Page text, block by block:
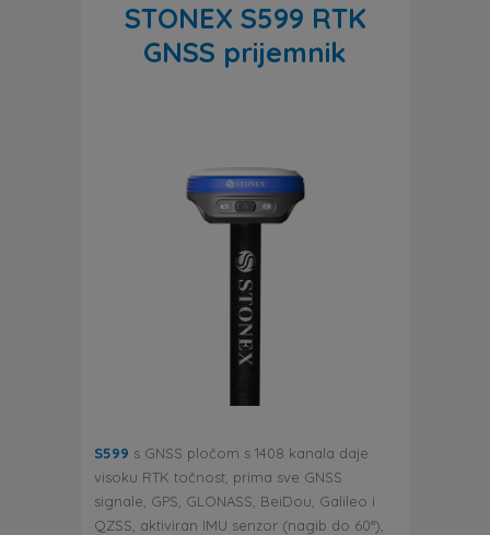
STONEX S599 RTK
GNSS prijemnik
S599 s GNSS pločom s 1408 kanala daje
visoku RTK točnost, prima sve GNSS
signale, GPS, GLONASS, BeiDou, Galileo i
QZSS, aktiviran IMU senzor (nagib do 60°),